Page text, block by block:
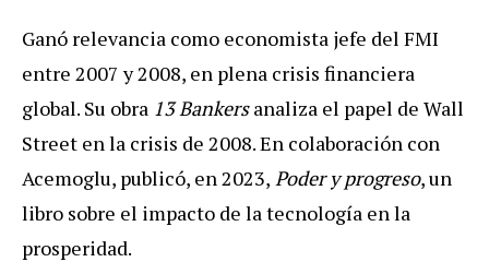
Ganó relevancia como economista jefe del FMI
entre 2007 y 2008, en plena crisis financiera
global. Su obra 13 Bankersanaliza el papel de Wall
Street en la crisis de 2008. En colaboración con
Acemoglu, publicó, en 2023, Poder y progreso, un
libro sobre el impacto de la tecnología en la
prosperidad.